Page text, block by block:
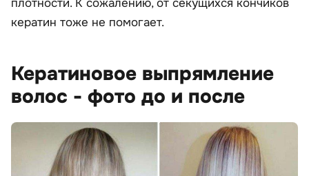
кератин тоже не помогает.
Кератиновое выпрямление
волос - фото до и после